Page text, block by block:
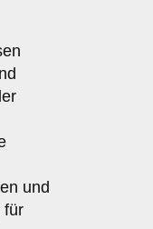
und
für